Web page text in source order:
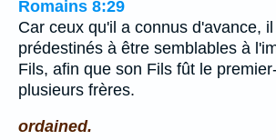
Romains 8:29
Car ceux qu'il a connus d'avance,
prédestinés à être semblables à
Fils, afin que son Fils fût le
plusieurs frères.
ordained.